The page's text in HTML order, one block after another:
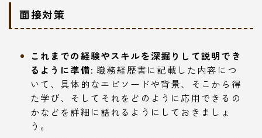
面接対策
これまでの経験やスキルを深掘りして説明でき
るように準備: 職務経歴書に記載した内容につ
いて、具体的なエピソードや背景、そこから得
た学び、そしてそれをどのように応用できるの
かなどを詳細に語れるようにしておきましょ
う。